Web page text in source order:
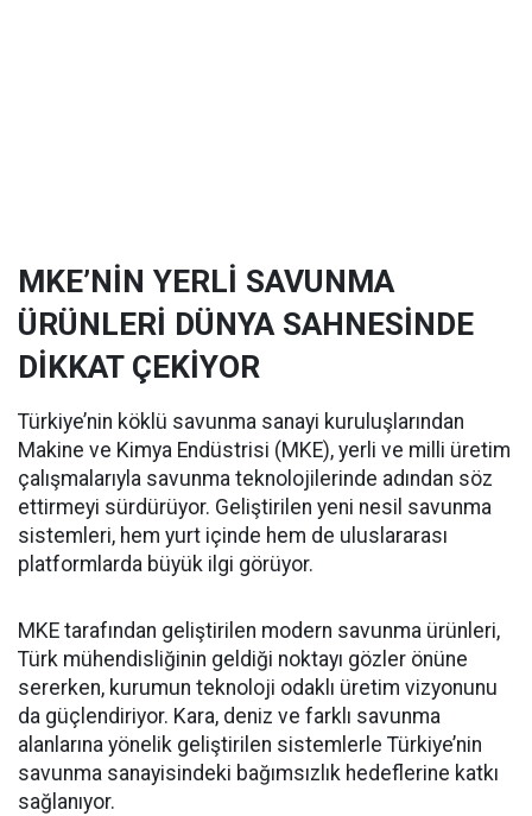
MKE’NİN YERLİ SAVUNMA
ÜRÜNLERİ DÜNYA SAHNESİNDE
DİKKAT ÇEKİYOR
Türkiye’nin köklü savunma sanayi kuruluşlarından
Makine ve Kimya Endüstrisi (MKE), yerli ve milli üretim
çalışmalarıyla savunma teknolojilerinde adından söz
ettirmeyi sürdürüyor. Geliştirilen yeni nesil savunma
sistemleri, hem yurt içinde hem de uluslararası
platformlarda büyük ilgi görüyor.
MKE tarafından geliştirilen modern savunma ürünleri,
Türk mühendisliğinin geldiği noktayı gözler önüne
sererken, kurumun teknoloji odaklı üretim vizyonunu
da güçlendiriyor. Kara, deniz ve farklı savunma
alanlarına yönelik geliştirilen sistemlerle Türkiye’nin
savunma sanayisindeki bağımsızlık hedeflerine katkı
sağlanıyor.